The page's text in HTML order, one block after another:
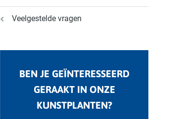
Veelgestelde vragen
BEN JE GEÏNTERESSEERD
GERAAKT IN ONZE
KUNSTPLANTEN?